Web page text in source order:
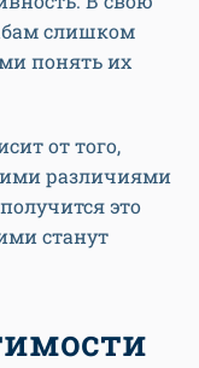
слишком
понять их
от того,
различиями
это
станут